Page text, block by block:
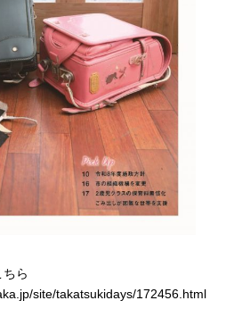
ちら
site/takatsukidays/172456.html